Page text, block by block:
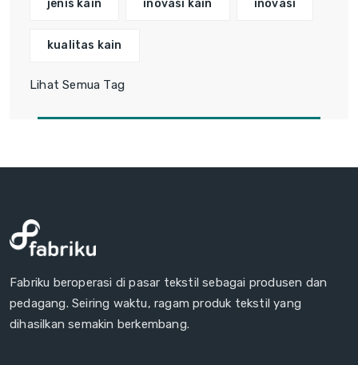
jenis kain inovasi kain inovasi
kualitas kain
Lihat Semua Tag
Fabriku beroperasi di pasar tekstil sebagai produsen dan
pedagang. Seiring waktu, ragam produk tekstil yang
dihasilkan semakin berkembang.